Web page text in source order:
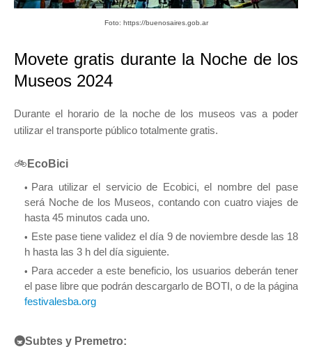
Foto: https://buenosaires.gob.ar
Movete gratis durante la Noche de los
Museos 2024
Durante el horario de la noche de los museos vas a poder
utilizar el transporte público totalmente gratis.
🚲 EcoBici
Para utilizar el servicio de Ecobici, el nombre del pase
será Noche de los Museos, contando con cuatro viajes de
hasta 45 minutos cada uno.
Este pase tiene validez el día 9 de noviembre desde las 18
h hasta las 3 h del día siguiente.
Para acceder a este beneficio, los usuarios deberán tener
el pase libre que podrán descargarlo de BOTI, o de la página
festivalesba.org
🚇Subtes y Premetro: